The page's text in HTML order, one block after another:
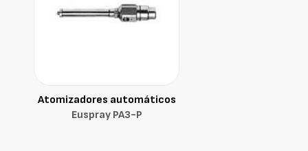
Atomizadores automáticos
Euspray PA3-P